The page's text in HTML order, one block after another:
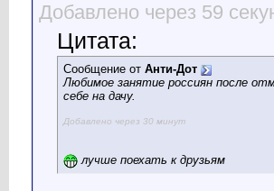
Добавлено через 59
Цитата:
Сообщение от Анти-Дот
Любимое занятие россиян после
себе на дачу.
Добавлено через 30 минут
лучше поехать к друзьям